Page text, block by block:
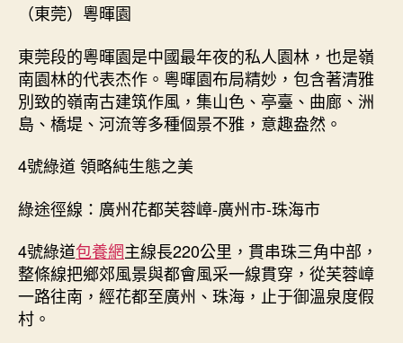
（東莞）粵暉園
東莞段的粵暉園是中國最年夜的私人園林，也是嶺
南園林的代表杰作。粵暉園布局精妙，包含著清雅
別致的嶺南古建筑作風，集山色、亭臺、曲廊、洲
島、橋堤、河流等多種個景不雅，意趣盎然。
4號綠道 領略純生態之美
綠途徑線：廣州花都芙蓉嶂-廣州市-珠海市
4號綠道包養網主線長220公里，貫串珠三角中部，
整條線把鄉郊風景與都會風采一線貫穿，從芙蓉嶂
一路往南，經花都至廣州、珠海，止于御溫泉度假
村。